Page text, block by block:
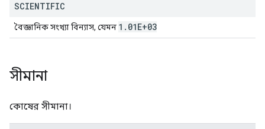
SCIENTIFIC
বৈজ্ঞানিক সংখ্যা বিন্যাস, যেমন 1 . 01E+03
সীমানা
কোষের সীমানা।